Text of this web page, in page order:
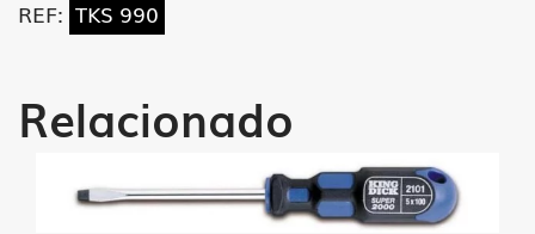
17
3/4"
cantidad
REF: TKS 990
Relacionado